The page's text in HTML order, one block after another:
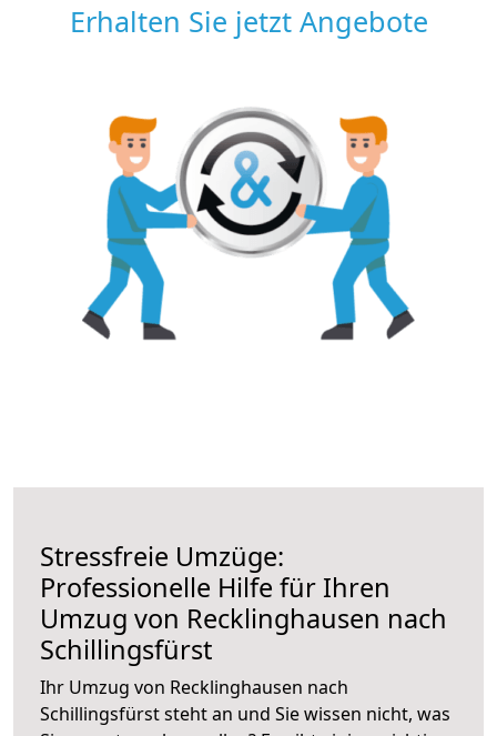
Erhalten Sie jetzt Angebote
Stressfreie Umzüge:
Professionelle Hilfe für Ihren
Umzug von Recklinghausen nach
Schillingsfürst
Ihr Umzug von Recklinghausen nach
Schillingsfürst steht an und Sie wissen nicht, was